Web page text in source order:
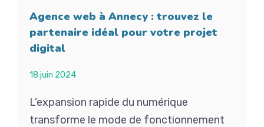
Agence web à Annecy : trouvez le
partenaire idéal pour votre projet
digital
18 juin 2024
L’expansion rapide du numérique
transforme le mode de fonctionnement